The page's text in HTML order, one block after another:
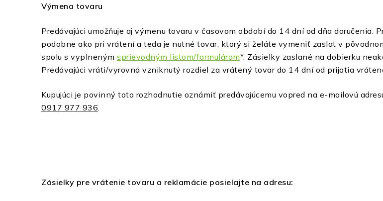
Výmena tovaru
Predávajúci umožňuje aj výmenu tovaru v časovom období do 14 dní od dňa doručenia.
podobne ako pri vrátení a teda je nutné tovar, ktorý si želáte vymeniť zaslať v
spolu s vyplneným sprievodným listom/formulárom*. Zásielky zaslané na dobierku
Predávajúci vráti/vyrovná vzniknutý rozdiel za vrátený tovar do 14 dní od prijatia
Kupujúci je povinný toto rozhodnutie oznámiť predávajúcemu vopred na e-mailovú
0917 977 936
Zásielky pre vrátenie tovaru a reklamácie posielajte na adresu: